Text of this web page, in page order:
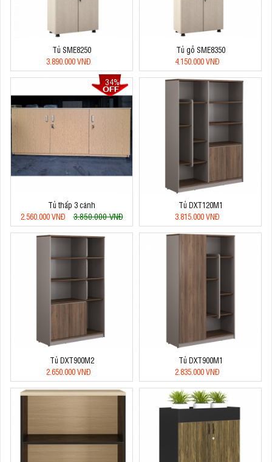
Tủ SME8250
3.890.000 VNĐ
Tủ gỗ SME8350
4.150.000 VNĐ
34%
Tủ thấp 3 cánh
2.560.000 VNĐ
3.850.000 VNĐ
Tủ DXT120M1
3.815.000 VNĐ
Tủ DXT900M2
2.650.000 VNĐ
Tủ DXT900M1
2.835.000 VNĐ